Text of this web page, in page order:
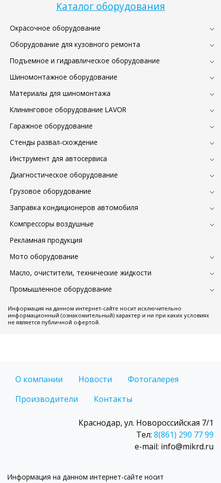
Каталог оборудования
Окрасочное оборудование
Оборудование для кузовного ремонта
Подъемное и гидравлическое оборудование
Шиномонтажное оборудование
Материалы для шиномонтажа
Клининговое оборудование LAVOR
Гаражное оборудование
Стенды развал-схождение
Инструмент для автосервиса
Диагностическое оборудование
Грузовое оборудование
Заправка кондиционеров автомобиля
Компрессоры воздушные
Рекламная продукция
Мото оборудование
Масло, очистители, технические жидкости
Промышленное оборудование
Информация на данном интернет-сайте носит исключительно
информационный (ознакомительный) характер и ни при каких условиях
не является публичной офертой.
О компании Новости
Фотогалерея
Производители
Контакты
Краснодар, ул. Новороссийская 7/1
Тел: 8(861) 290 77 99
e-mail: info@mikrd.ru
Информация на данном интернет-сайте носит